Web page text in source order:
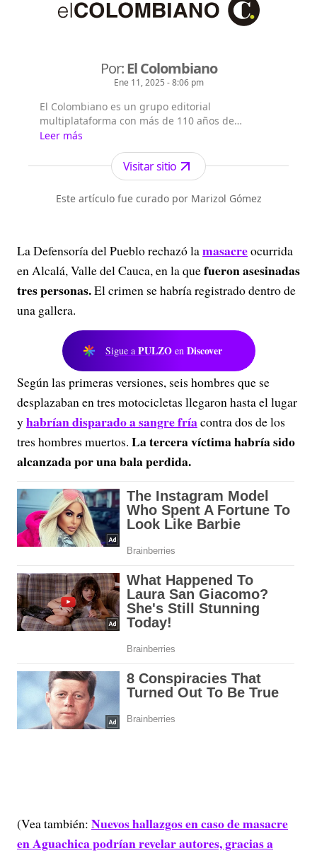
Por:El Colombiano
Ene 11, 2025 - 8:06 pm
El Colombiano es un grupo editorial
multiplataforma con más de 110 años de
existencia. Nació en la ciudad de Medellín en
Antioquia. Fundado el 6 de febrero de 1912 por
Francisco de Paula Pérez, se ha especializado en
la investigación y generación de contenidos
periodísticos para diferentes plataformas en las
que provee a las audiencias de piezas mult...
Leer más
Visitar sitio
Este artículo fue curado por Marizol Gómez
La Defensoría del Pueblo rechazó lamasacreocurrida
en Alcalá, Valle del Cauca, en la quefueron asesinadas
tres personas.El crimen se habría registrado dentro de
una gallera.
Sigue a PULZO en Discover
Según las primeras versiones, seis hombres que se
desplazaban en tres motocicletas llegaron hasta el lugar
yhabrían disparado a sangre fríacontra dos de los
tres hombres muertos. La tercera víctima habría sido
alcanzada por una bala perdida.
(Vea también: Nuevos hallazgos en caso de masacre
en Aguachica podrían revelar autores, gracias a